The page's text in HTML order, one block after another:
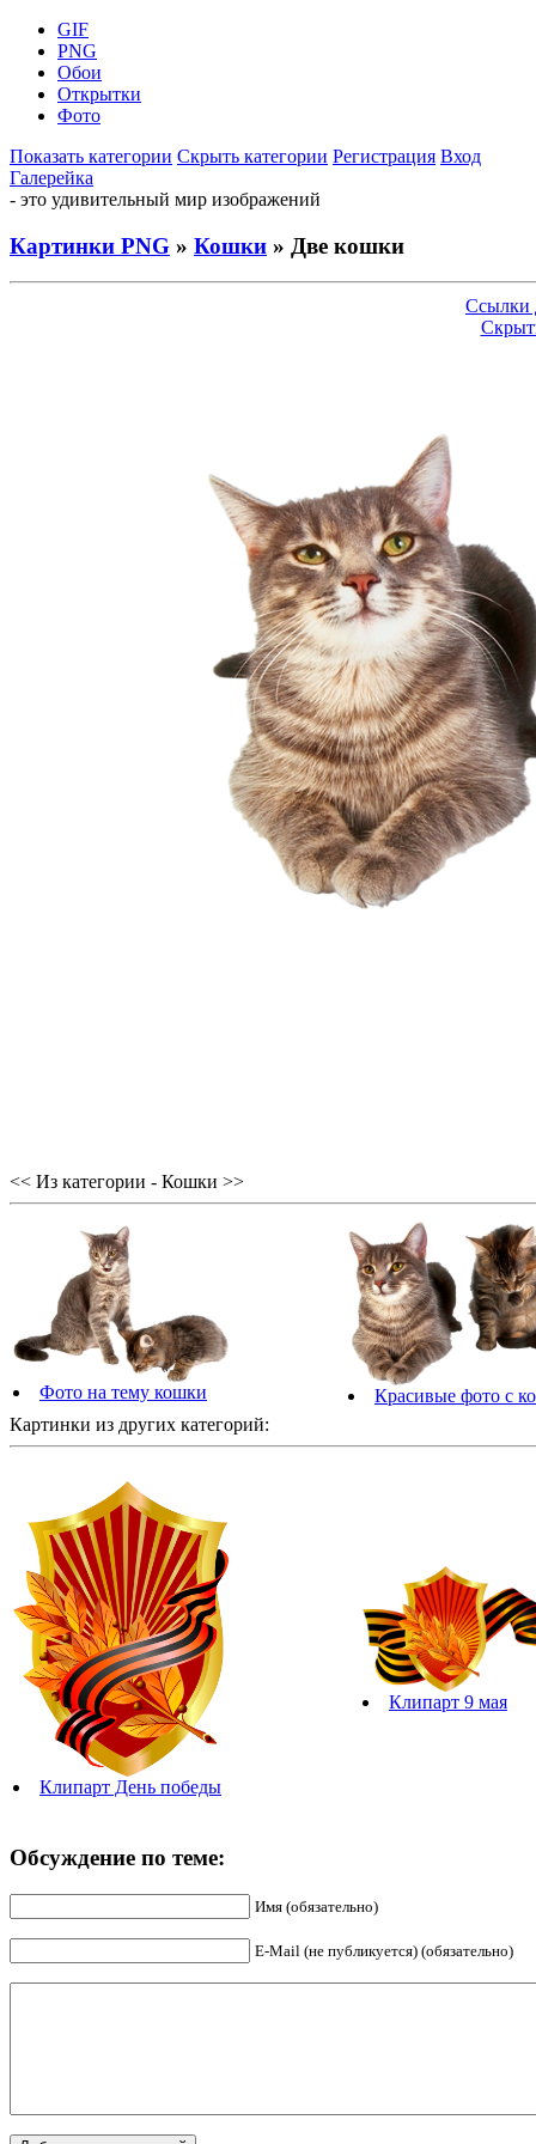
GIF
PNG
Обои
Открытки
Фото
Показать категории Скрыть категории Регистрация Вход
Галерейка
- это удивительный мир изображений
Картинки PNG » Кошки » Две кошки
Ссылки
<< Из категории - Кошки >>
Фото на тему кошки
Красивые фото с
Картинки из других категорий:
Клипарт День победы
Клипарт 9 мая
Обсуждение по теме:
Имя (обязательно)
E-Mail (не публикуется) (обязательно)